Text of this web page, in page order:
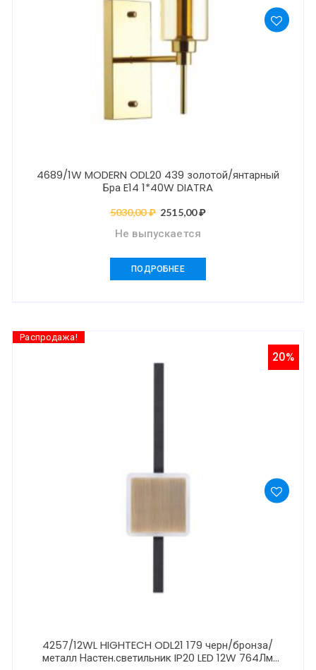
4689/1W MODERN ODL20 439 золотой/янтарный
Бра E14 1*40W DIATRA
5030,00₽ Первоначальная
цена
5030,00 ₽.
2515,00₽Текущая
Не выпускается
ПОДРОБНЕЕ
Распродажа!
4257/12WL HIGHTECH ODL21 179 черн/бронза/
металл Настен.светильник IP20 LED 12W 764Лм
20%